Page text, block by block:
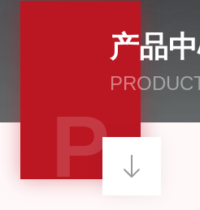
产品
P